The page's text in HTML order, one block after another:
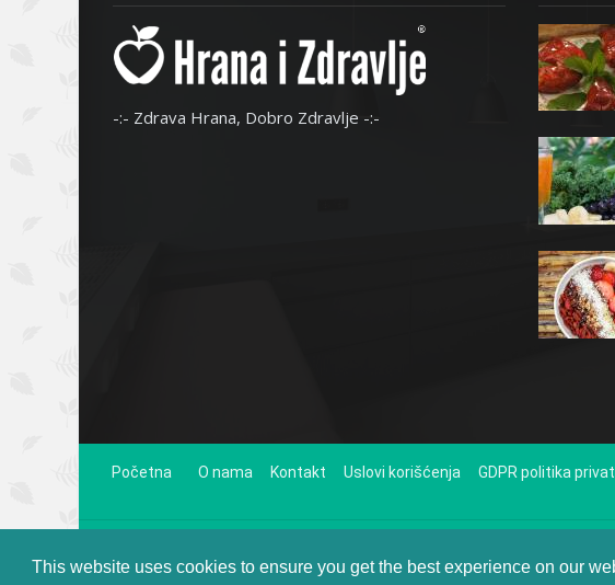
This website uses cookies to ensure you get the best experience on our
-:- Zdrava Hrana, Dobro Zdravlje -:-
Početna O nama Kontakt Uslovi korišćenja GDPR politika
Web magazin Hrana i Zdravlje pruža opšte informacije i diskusije o zdravstvenim i
Mišljenja i stavovi izraženi na ovom sajtu